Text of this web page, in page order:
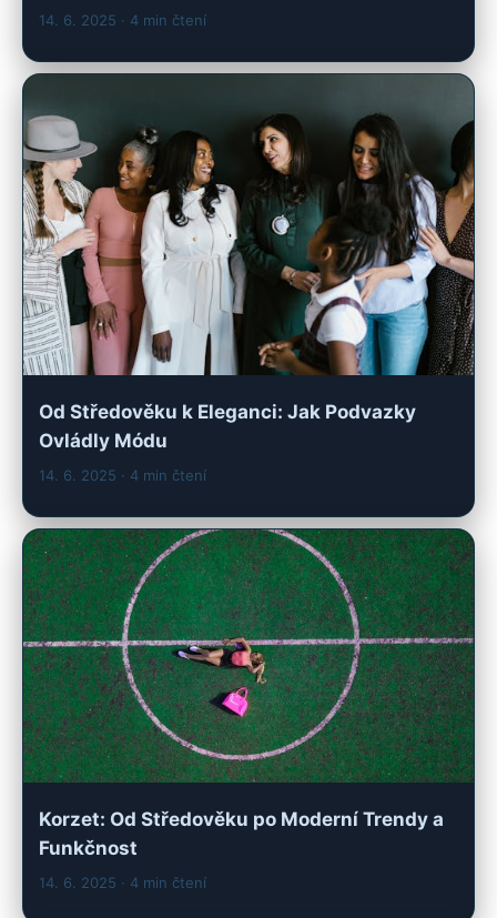
14. 6. 2025 · 4 min čtení
Od Středověku k Eleganci: Jak Podvazky
Ovládly Módu
14. 6. 2025 · 4 min čtení
Korzet: Od Středověku po Moderní Trendy a
Funkčnost
14. 6. 2025 · 4 min čtení